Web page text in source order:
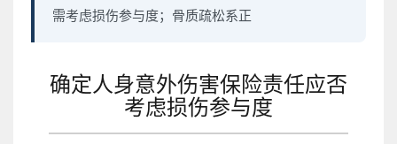
需考虑损伤参与度；骨质疏松系正
确定人身意外伤害保险责任应否
考虑损伤参与度